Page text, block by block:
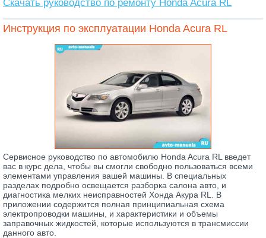
Скачать руководство по ремонту Honda Acura RL
Инструкция по эксплуатации Honda Acura RL
Сервисное руководство по автомобилю Honda Acura RL введет
вас в курс дела, чтобы вы смогли свободно пользоваться всеми
элементами управления вашей машины. В специальных
разделах подробно освещается разборка салона авто, и
диагностика мелких неисправностей Хонда Акура RL. В
приложении содержится полная принципиальная схема
электропроводки машины, и характеристики и объемы
заправочных жидкостей, которые используются в трансмиссии
данного авто.